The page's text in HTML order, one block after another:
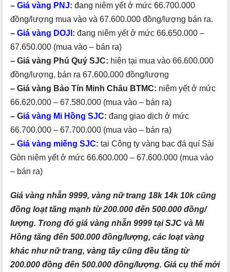
– Giá vàng PNJ: đang niêm yết ở mức 66.700.000
đồng/lượng mua vào và 67.600.000 đồng/lượng bán ra.
– Giá vàng DOJI : đang niêm yết ở mức 66.650.000 –
67.650.000 (mua vào – bán ra)
– Giá vàng Phú Quý SJC: hiện tại mua vào 66.600.000
đồng/lượng, bán ra 67.600.000 đồng/lượng
– Giá vàng Bảo Tín Minh Châu BTMC: niêm yết ở mức
66.620.000 – 67.580.000 (mua vào – bán ra)
– Giá vàng Mi Hồng SJC: đang giao dịch ở mức
66.700.000 – 67.700.000 (mua vào – bán ra)
– Giá vàng miếng SJC: tại Công ty vàng bạc đá quí Sài
Gòn niêm yết ở mức 66.600.000 – 67.600.000 (mua vào
– bán ra)
Giá vàng nhẫn 9999, vàng nữ trang 18k 14k 10k cũng
đồng loạt tăng mạnh từ 200.000 đến 500.000 đồng/
lượng. Trong đó giá vàng nhẫn 9999 tại SJC và Mi
Hồng tăng đến 500.000 đồng/lượng, các loạt vàng
khác như nữ trang, vàng tây cũng đều tăng từ
200.000 đồng đến 500.000 đồng/lượng. Giá cụ thể mới